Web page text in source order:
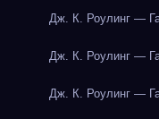
Дж. К. Роулинг —
Дж. К. Роулинг —
Дж. К. Роулинг —